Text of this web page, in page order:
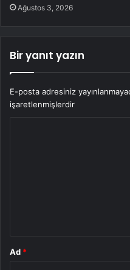
Ağustos 3, 2026
Bir yanıt yazın
E-posta adresiniz
işaretlenmişlerdir
Ad *